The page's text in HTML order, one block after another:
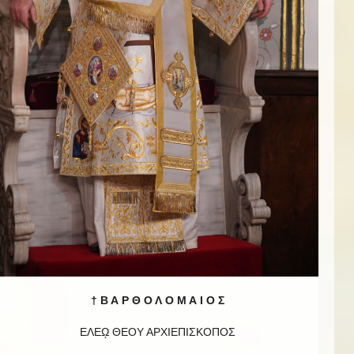
† Β Α Ρ Θ Ο Λ Ο Μ Α Ι Ο Σ
ΕΛΕῼ ΘΕΟΥ ΑΡΧΙΕΠΙΣΚΟΠΟΣ